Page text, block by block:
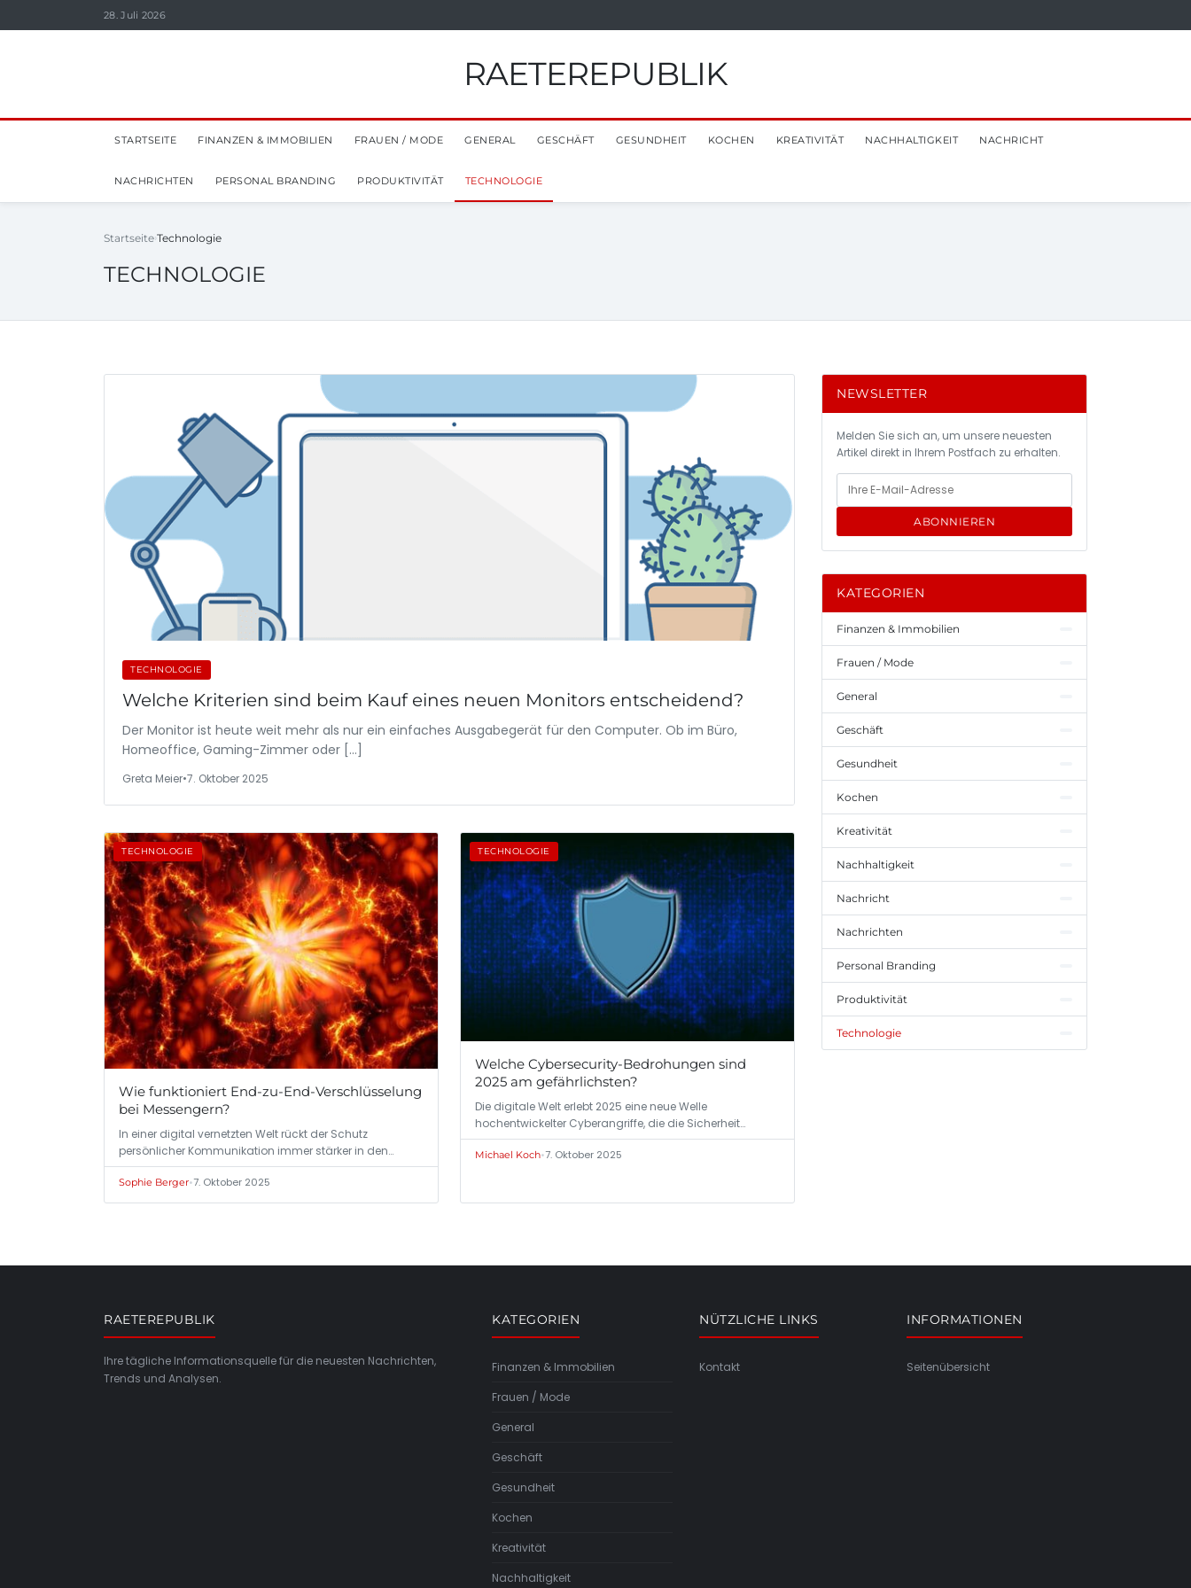
28. Juli 2026
RAETEREPUBLIK
STARTSEITE FINANZEN & IMMOBILIEN FRAUEN / MODE GENERAL GESCHÄFT GESUNDHEIT KOCHEN KREATIVITÄT NACHHALTIGKEIT NACHRICHT
NACHRICHTEN PERSONAL BRANDING PRODUKTIVITÄT TECHNOLOGIE
Startseite Technologie
TECHNOLOGIE
TECHNOLOGIE
Welche Kriterien sind beim Kauf eines neuen Monitors entscheidend?
Der Monitor ist heute weit mehr als nur ein einfaches Ausgabegerät für den Computer. Ob im Büro,
Homeoffice, Gaming-Zimmer oder […]
Greta Meier•7. Oktober 2025
TECHNOLOGIE
Wie funktioniert End-zu-End-Verschlüsselung
bei Messengern?
In einer digital vernetzten Welt rückt der Schutz
persönlicher Kommunikation immer stärker in den…
Sophie Berger•7. Oktober 2025
TECHNOLOGIE
Welche Cybersecurity-Bedrohungen sind
2025 am gefährlichsten?
Die digitale Welt erlebt 2025 eine neue Welle
hochentwickelter Cyberangriffe, die die Sicherheit…
Michael Koch•7. Oktober 2025
NEWSLETTER
Melden Sie sich an, um unsere neuesten
Artikel direkt in Ihrem Postfach zu erhalten.
ABONNIEREN
KATEGORIEN
Finanzen & Immobilien
Frauen / Mode
General
Geschäft
Gesundheit
Kochen
Kreativität
Nachhaltigkeit
Nachricht
Nachrichten
Personal Branding
Produktivität
Technologie
RAETEREPUBLIK
Ihre tägliche Informationsquelle für die neuesten Nachrichten,
Trends und Analysen.
KATEGORIEN
Finanzen & Immobilien
Frauen / Mode
General
Geschäft
Gesundheit
Kochen
Kreativität
Nachhaltigkeit
NÜTZLICHE LINKS
Kontakt
INFORMATIONEN
Seitenübersicht